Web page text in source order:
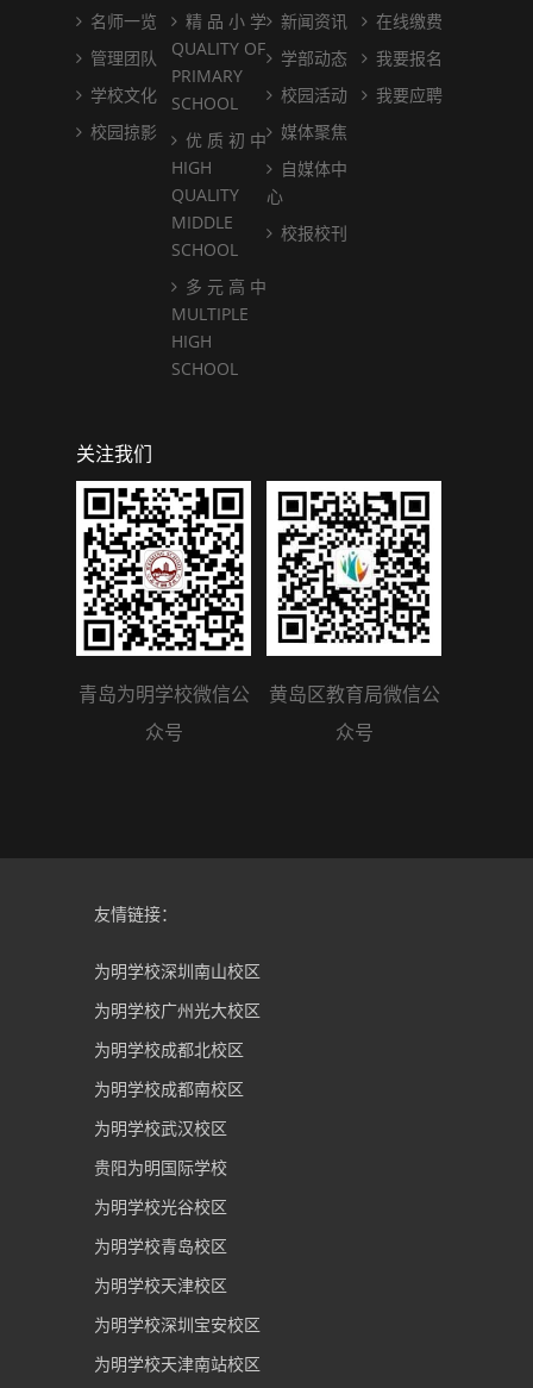
名师一览
管理团队
学校文化
校园掠影
精 品 小 学
QUALITY OF
PRIMARY
SCHOOL
优 质 初 中
HIGH
QUALITY
MIDDLE
SCHOOL
多 元 高 中
MULTIPLE
HIGH
SCHOOL
新闻资讯
学部动态
校园活动
媒体聚焦
自媒体中
心
校报校刊
在线缴费
我要报名
我要应聘
关注我们
青岛为明学校微信公
众号
黄岛区教育局微信公
众号
友情链接：
为明学校深圳南山校区
为明学校广州光大校区
为明学校成都北校区
为明学校成都南校区
为明学校武汉校区
贵阳为明国际学校
为明学校光谷校区
为明学校青岛校区
为明学校天津校区
为明学校深圳宝安校区
为明学校天津南站校区